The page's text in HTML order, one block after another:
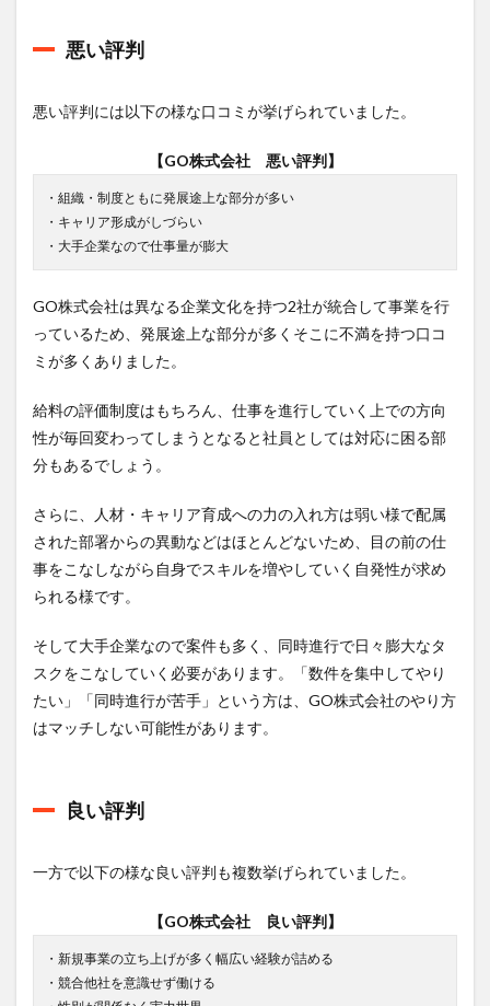
悪い評判
悪い評判には以下の様な口コミが挙げられていました。
【GO株式会社 悪い評判】
・組織・制度ともに発展途上な部分が多い
・キャリア形成がしづらい
・大手企業なので仕事量が膨大
GO株式会社は異なる企業文化を持つ2社が統合して事業を行
っているため、発展途上な部分が多くそこに不満を持つ口コ
ミが多くありました。
給料の評価制度はもちろん、仕事を進行していく上での方向
性が毎回変わってしまうとなると社員としては対応に困る部
分もあるでしょう。
さらに、人材・キャリア育成への力の入れ方は弱い様で配属
された部署からの異動などはほとんどないため、目の前の仕
事をこなしながら自身でスキルを増やしていく自発性が求め
られる様です。
そして大手企業なので案件も多く、同時進行で日々膨大なタ
スクをこなしていく必要があります。「数件を集中してやり
たい」「同時進行が苦手」という方は、GO株式会社のやり方
はマッチしない可能性があります。
良い評判
一方で以下の様な良い評判も複数挙げられていました。
【GO株式会社 良い評判】
・新規事業の立ち上げが多く幅広い経験が詰める
・競合他社を意識せず働ける